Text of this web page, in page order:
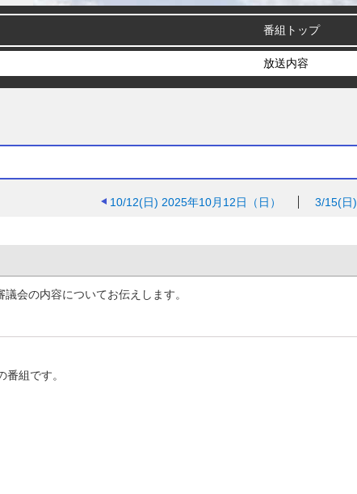
番組トップ
放送内容
10/12(日) 2025年10月12日（日） 3/15(日)
会の内容についてお伝えします。
組です。